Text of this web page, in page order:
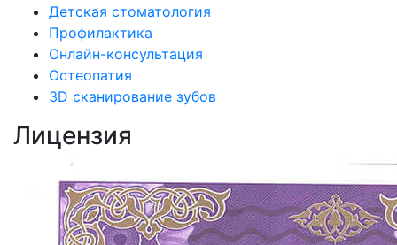
Детская стоматология
Профилактика
Онлайн-консультация
Остеопатия
3D сканирование зубов
Лицензия